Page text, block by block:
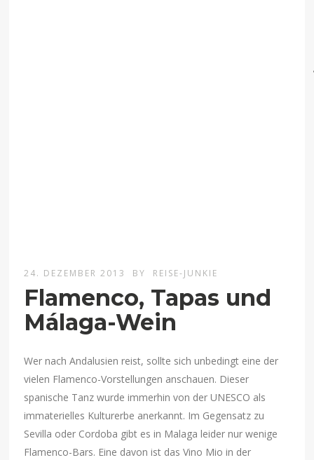
24. DEZEMBER 2013 BY REISE-JUNKIE
Flamenco, Tapas und
Málaga-Wein
Wer nach Andalusien reist, sollte sich unbedingt eine der
vielen Flamenco-Vorstellungen anschauen. Dieser
spanische Tanz wurde immerhin von der UNESCO als
immaterielles Kulturerbe anerkannt. Im Gegensatz zu
Sevilla oder Cordoba gibt es in Malaga leider nur wenige
Flamenco-Bars. Eine davon ist das Vino Mio in der